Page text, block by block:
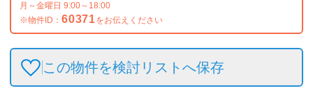
月～金曜日 9:00～18:00
※物件ID： 60371をお伝えください
この物件を検討リストへ保存